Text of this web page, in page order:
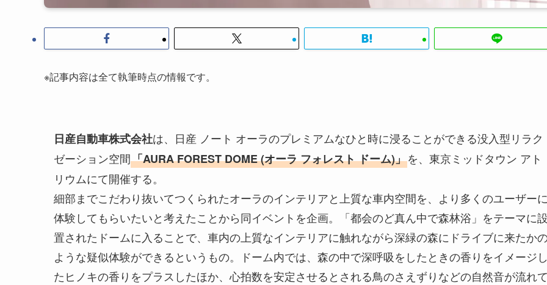
※記事内容は全て執筆時点の情報です。
日産自動車株式会社は、日産 ノート オーラのプレミアムなひと時に浸ることができる没入型リラク
ゼーション空間「AURA FOREST DOME (オーラ フォレスト ドーム)」を、東京ミッドタウン アト
リウムにて開催する。
細部までこだわり抜いてつくられたオーラのインテリアと上質な車内空間を、より多くのユーザー
体験してもらいたいと考えたことから同イベントを企画。「都会のど真ん中で森林浴」をテーマに
置されたドームに入ることで、車内の上質なインテリアに触れながら深緑の森にドライブに来たか
ような疑似体験ができるというもの。ドーム内では、森の中で深呼吸をしたときの香りをイメージ
たヒノキの香りをプラスしたほか、心拍数を安定させるとされる鳥のさえずりなどの自然音が流れ